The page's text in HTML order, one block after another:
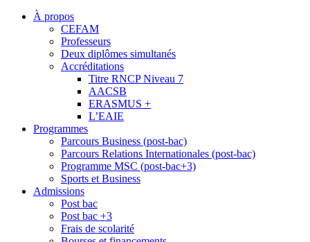
À propos
CEFAM
Professeurs
Deux diplômes simultanés
Accréditations
Titre RNCP Niveau 7
AACSB
ERASMUS +
L’EAIE
Programmes
Parcours Business (post-bac)
Parcours Relations Internationales (post-bac)
Programme MSC (post-bac+3)
Sports et Business
Admissions
Post bac
Post bac +3
Frais de scolarité